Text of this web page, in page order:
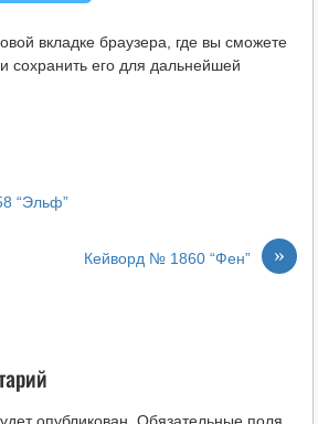
вкладке браузера, где вы сможете
сохранить его для дальнейшей
“Эльф”
»
Кейворд № 1860 “Фен”